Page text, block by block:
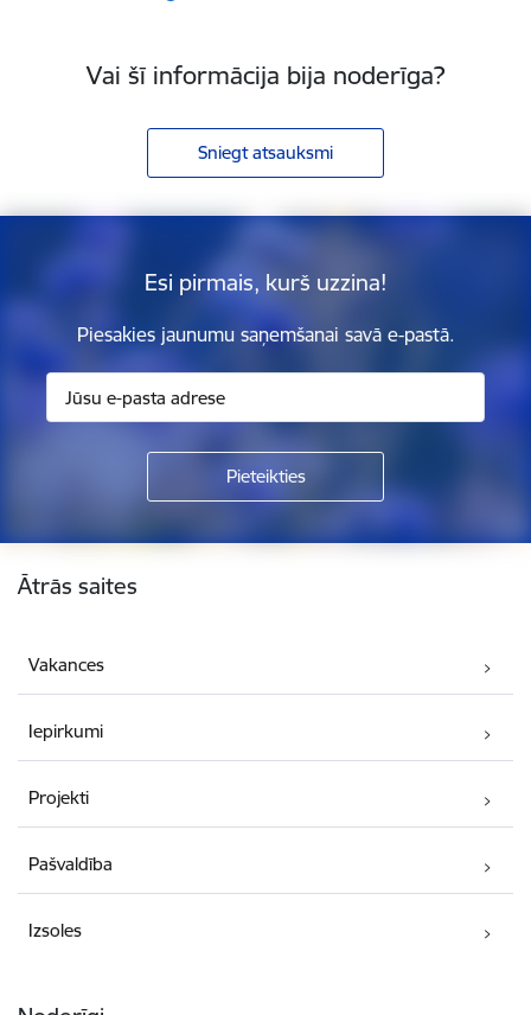
Vai šī informācija bija noderīga?
Sniegt atsauksmi
Esi pirmais, kurš uzzina!
Piesakies jaunumu saņemšanai savā e-pastā.
Kājene
Ātrās saites
Vakances
Iepirkumi
Projekti
Pašvaldība
Izsoles